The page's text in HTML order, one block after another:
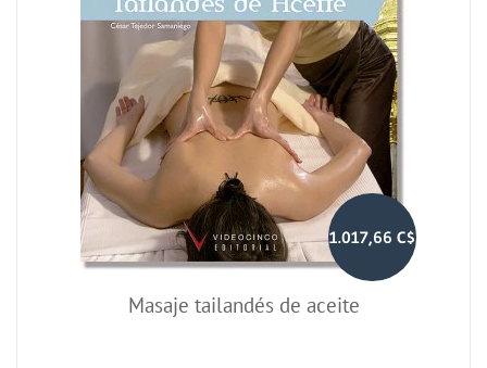
1.017,66 C$
Masaje tailandés de aceite